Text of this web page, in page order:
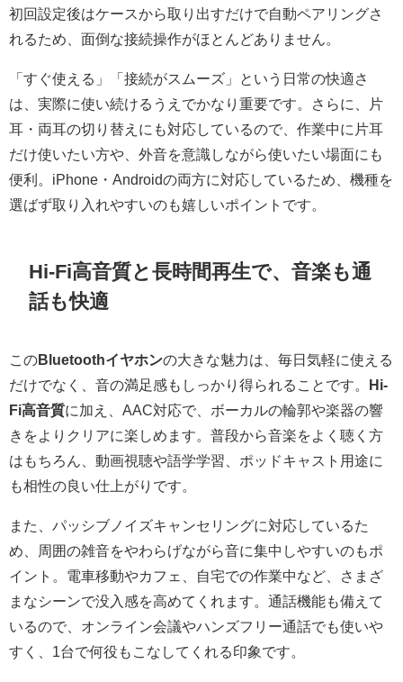
初回設定後はケースから取り出すだけで自動ペアリングさ
れるため、面倒な接続操作がほとんどありません。
「すぐ使える」「接続がスムーズ」という日常の快適さ
は、実際に使い続けるうえでかなり重要です。さらに、片
耳・両耳の切り替えにも対応しているので、作業中に片耳
だけ使いたい方や、外音を意識しながら使いたい場面にも
便利。iPhone・Androidの両方に対応しているため、機種を
選ばず取り入れやすいのも嬉しいポイントです。
Hi-Fi高音質と長時間再生で、音楽も通
話も快適
このBluetoothイヤホンの大きな魅力は、毎日気軽に使える
だけでなく、音の満足感もしっかり得られることです。
Hi-
Fi高音質に加え、AAC対応で、ボーカルの輪郭や楽器の響
きをよりクリアに楽しめます。普段から音楽をよく聴く方
はもちろん、動画視聴や語学学習、ポッドキャスト用途に
も相性の良い仕上がりです。
また、パッシブノイズキャンセリングに対応しているた
め、周囲の雑音をやわらげながら音に集中しやすいのもポ
イント。電車移動やカフェ、自宅での作業中など、さまざ
まなシーンで没入感を高めてくれます。通話機能も備えて
いるので、オンライン会議やハンズフリー通話でも使いや
すく、1台で何役もこなしてくれる印象です。